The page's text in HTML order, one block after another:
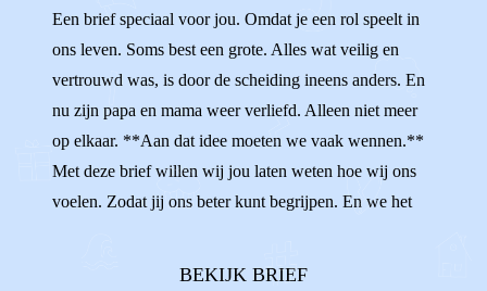
STIEFZUS STIEFBROER
VERLIEFD
Een brief speciaal voor jou. Omdat je een rol speelt in
ons leven. Soms best een grote. Alles wat veilig en
vertrouwd was, is door de scheiding ineens anders. En
nu zijn papa en mama weer verliefd. Alleen niet meer
op elkaar. **Aan dat idee moeten we vaak wennen.**
Met deze brief willen wij jou laten weten hoe wij ons
voelen. Zodat jij ons beter kunt begrijpen. En we het
BEKIJK BRIEF